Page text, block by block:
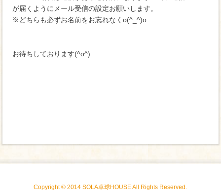
が届くようにメール受信の設定お願いします。
※どちらも必ずお名前をお忘れなくo(^_^)o
お待ちしております(^o^)
Copyright © 2014 SOLA卓球HOUSE All Rights Reserved.